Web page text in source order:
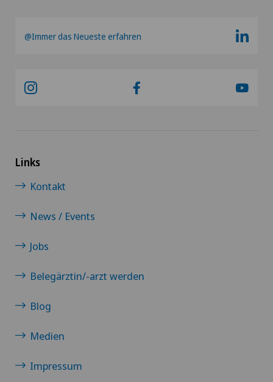
@Immer das Neueste erfahren
Links
Kontakt
News / Events
Jobs
Belegärztin/-arzt werden
Blog
Medien
Impressum